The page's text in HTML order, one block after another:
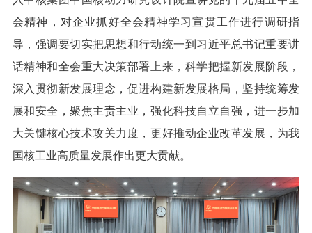
会精神，对企业抓好全会精神学习宣贯工作进行调研指
导，强调要切实把思想和行动统一到习近平总书记重要讲
话精神和全会重大决策部署上来，科学把握新发展阶段，
深入贯彻新发展理念，促进构建新发展格局，坚持统筹发
展和安全，聚焦主责主业，强化科技自立自强，进一步加
大关键核心技术攻关力度，更好推动企业改革发展，为我
国核工业高质量发展作出更大贡献。